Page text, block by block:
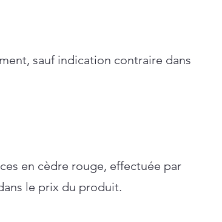
sauf indication contraire dans
en cèdre rouge, effectuée par
le prix du produit.